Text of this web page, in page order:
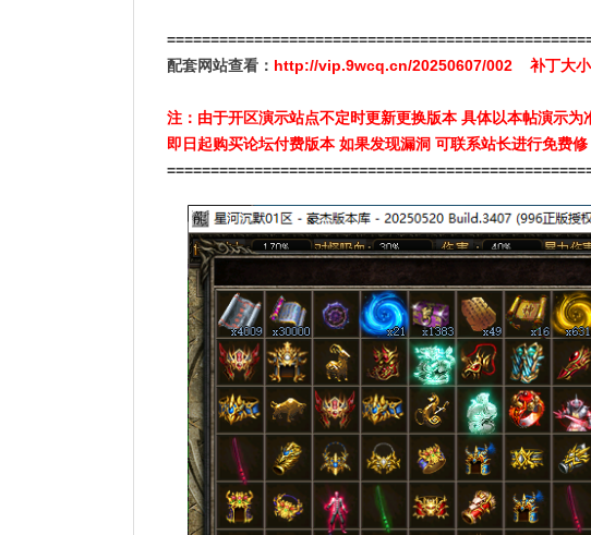
配套网站查看： http://vip.9wcq.cn/20250607/002 补丁大
注：由于开区演示站点不定时更新更换版本 具体以本帖演示为
即日起购买论坛付费版本 如果发现漏洞 可联系站长进行免费修